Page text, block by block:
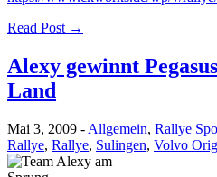
Read Post →
Alexy gewinnt
Land
Mai 3, 2009 - Allgemein, Rallye
Rallye, Rallye, Sulingen, Volvo